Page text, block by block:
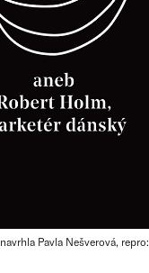
Pavla Nešverová,